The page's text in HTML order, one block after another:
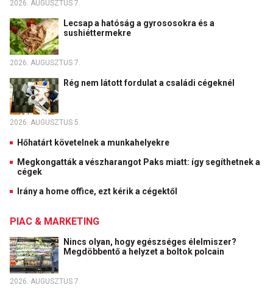
2026. AUGUSZTUS 7.
Lecsap a hatóság a gyrososokra és a
sushiéttermekre
2026. AUGUSZTUS 7.
Rég nem látott fordulat a családi cégeknél
2026. AUGUSZTUS 5.
Hőhatárt követelnek a munkahelyekre
Megkongatták a vészharangot Paks miatt: így segíthetnek a
cégek
Irány a home office, ezt kérik a cégektől
PIAC & MARKETING
Nincs olyan, hogy egészséges élelmiszer?
Megdöbbentő a helyzet a boltok polcain
2026. AUGUSZTUS 7.